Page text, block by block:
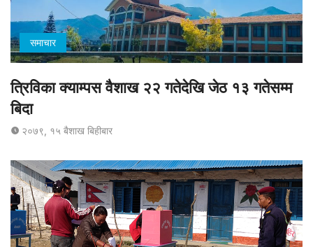
समाचार
त्रिविका क्याम्पस वैशाख २२ गतेदेखि जेठ १३ गतेसम्म
बिदा
२०७९, १५ बैशाख बिहीबार